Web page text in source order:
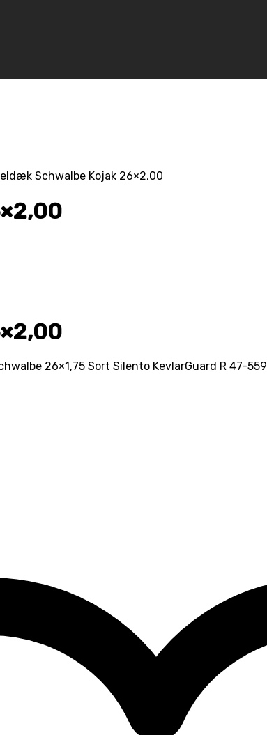
Schwalbe Kojak 26×2,00
26×1,75 Sort Silento KevlarGuard R 47-559